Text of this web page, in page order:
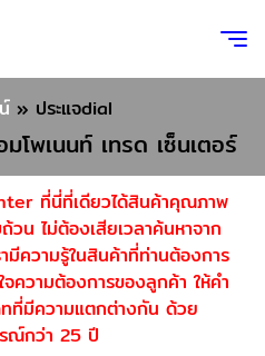
» ประแจdial
โพเนนท์ เทรด เซ็นเตอร์
ที่นี่ที่เดียวได้สินค้าคุณภาพ
น ไม่ต้องเสียเวลาค้นหาจาก
ความรู้ในสินค้าที่ท่านต้องการ
จความต้องการของลูกค้า ให้คำ
ทที่มีความแตกต่างกัน ด้วย
ณ์กว่า 25 ปี